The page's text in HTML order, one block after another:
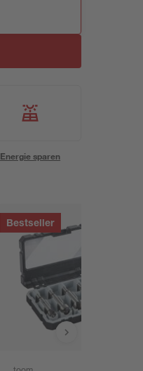
Energie sparen
Bestseller